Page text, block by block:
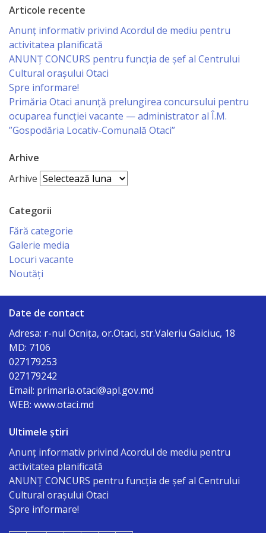
Investește
în
Otaci
Biblioteca
Grădinițe
сад
№1
«Солнышко».
Ясли/
сада
№2*Родничок*
г.Отачь
Biserica
Primăria
Primar
Aparatul
primăriei
Regulamentul
intern
Articole recente
Anunț informativ privind Acordul de mediu pentru
activitatea planificată
ANUNŢ CONCURS pentru funcţia de şef al Centrului
Cultural oraşului Otaci
Spre informare!
Primăria Otaci anunță prelungirea concursului pentru
ocuparea funcției vacante — administrator al Î.M.
”Gospodăria Locativ-Comunală Otaci”
Arhive
Arhive
Categorii
Fără categorie
Galerie media
Locuri vacante
Noutăți
Date de contact
Adresa: r-nul Ocniţa, or.Otaci, str.Valeriu Gaiciuc, 18
MD: 7106
027179253
027179242
Email: primaria.otaci@apl.gov.md
WEB: www.otaci.md
Ultimele știri
Anunț informativ privind Acordul de mediu pentru
activitatea planificată
ANUNŢ CONCURS pentru funcţia de şef al Centrului
Cultural oraşului Otaci
Spre informare!